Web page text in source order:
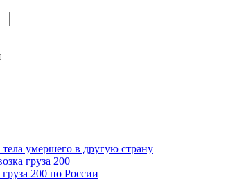
тела умершего в другую страну
груза 200
200 по России